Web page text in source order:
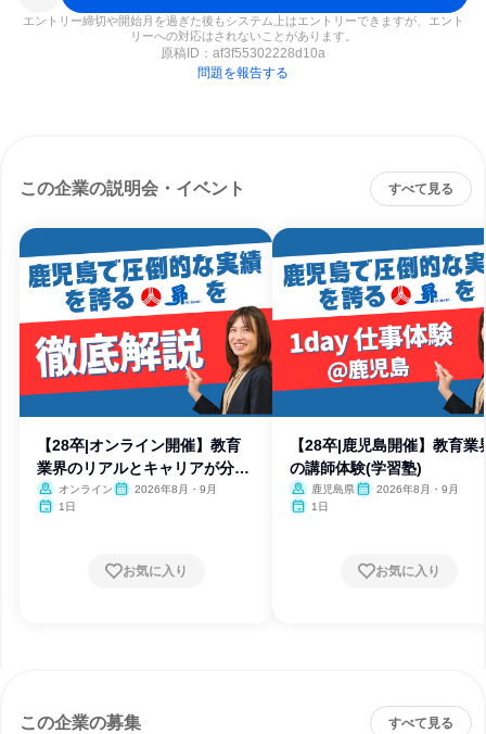
エントリー締切や開始月を過ぎた後もシステム上はエントリーできますが、エント
リーへの対応はされないことがあります。
原稿ID： af3f55302228d10a
問題を報告する
この企業の説明会・イベント すべて見る
【28卒|オンライン開催】教育
業界のリアルとキャリアが分か
る
オンライン
2026年8月・9月
1日
お気に入り
【28卒|鹿児島開催】教育業
の講師体験(学習塾)
鹿児島県
2026年8月・9月
1日
お気に入り
この企業の募集 すべて見る